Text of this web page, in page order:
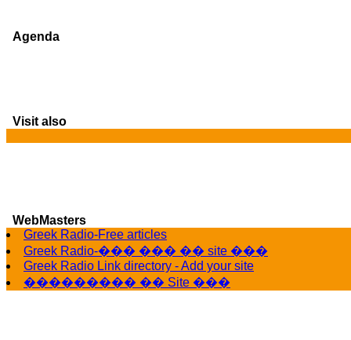
Agenda
Visit also
WebMasters
Greek Radio-Free articles
Greek Radio-��� ��� �� site ���
Greek Radio Link directory - Add your site
��������� �� Site ���